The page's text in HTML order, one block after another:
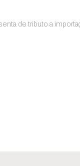
de tributo a